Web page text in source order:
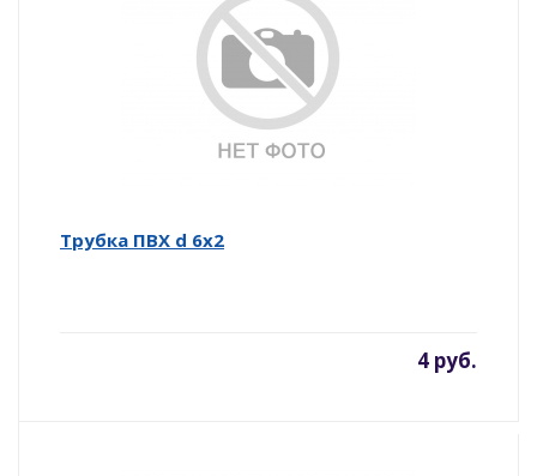
Трубка ПВХ d 6х2
4 руб.